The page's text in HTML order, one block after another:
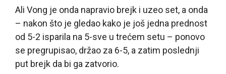
Ali Vong je onda napravio brejk i uzeo set, a onda
– nakon što je gledao kako je još jedna prednost
od 5-2 isparila na 5-sve u trećem setu – ponovo
se pregrupisao, držao za 6-5, a zatim poslednji
put brejk da bi ga zatvorio.